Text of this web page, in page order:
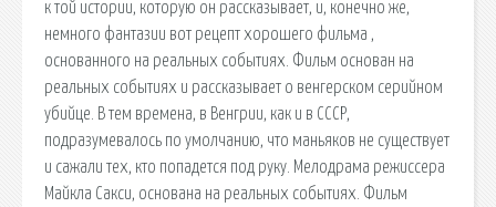
к той истории, которую он рассказывает, и, конечно же,
немного фантазии вот рецепт хорошего фильма ,
основанного на реальных событиях. Фильм основан на
реальных событиях и рассказывает о венгерском серийном
убийце. В тем времена, в Венгрии, как и в СССР,
подразумевалось по умолчанию, что маньяков не существует
и сажали тех, кто попадется под руку. Мелодрама режиссера
Майкла Сакси, основана на реальных событиях. Фильм